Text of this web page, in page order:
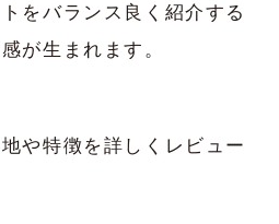
をバランス良く紹介する
が生まれます。
や特徴を詳しくレビュー